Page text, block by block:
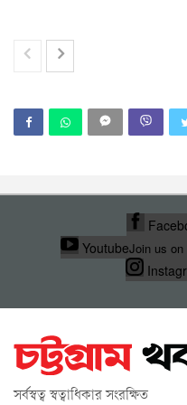
YoutubeJoin us on
সর্বস্বত্ব স্বত্বাধিকার সংরক্ষিত